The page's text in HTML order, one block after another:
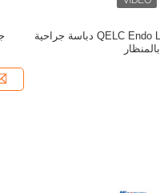
QELC Endo Linear Cutter Stapler دباسة جراحية
بالمنظار